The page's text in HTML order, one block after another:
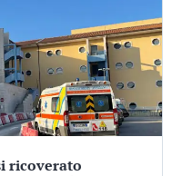
ricoverato